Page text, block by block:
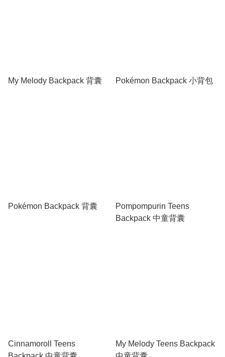
My Melody Backpack 背囊 Pokémon Backpack 小背包
Pokémon Backpack 背囊
Pompompurin Teens
Backpack 中童背囊
Cinnamoroll Teens
My Melody Teens Backpack